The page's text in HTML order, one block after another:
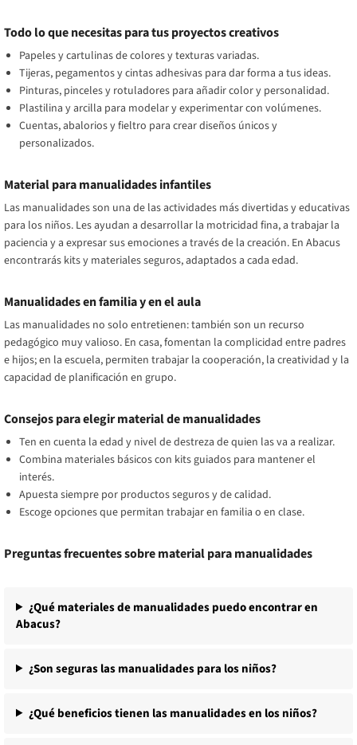
Todo lo que necesitas para tus proyectos creativos
Papeles y cartulinas de colores y texturas variadas.
Tijeras, pegamentos y cintas adhesivas para dar forma a tus ideas.
Pinturas, pinceles y rotuladores para añadir color y personalidad.
Plastilina y arcilla para modelar y experimentar con volúmenes.
Cuentas, abalorios y fieltro para crear diseños únicos y
personalizados.
Material para manualidades infantiles
Las manualidades son una de las actividades más divertidas y educativas
para los niños. Les ayudan a desarrollar la motricidad fina, a trabajar la
paciencia y a expresar sus emociones a través de la creación. En Abacus
encontrarás kits y materiales seguros, adaptados a cada edad.
Manualidades en familia y en el aula
Las manualidades no solo entretienen: también son un recurso
pedagógico muy valioso. En casa, fomentan la complicidad entre padres
e hijos; en la escuela, permiten trabajar la cooperación, la creatividad y la
capacidad de planificación en grupo.
Consejos para elegir material de manualidades
Ten en cuenta la edad y nivel de destreza de quien las va a realizar.
Combina materiales básicos con kits guiados para mantener el
interés.
Apuesta siempre por productos seguros y de calidad.
Escoge opciones que permitan trabajar en familia o en clase.
Preguntas frecuentes sobre material para manualidades
¿Qué materiales de manualidades puedo encontrar en
Abacus?
¿Son seguras las manualidades para los niños?
¿Qué beneficios tienen las manualidades en los niños?